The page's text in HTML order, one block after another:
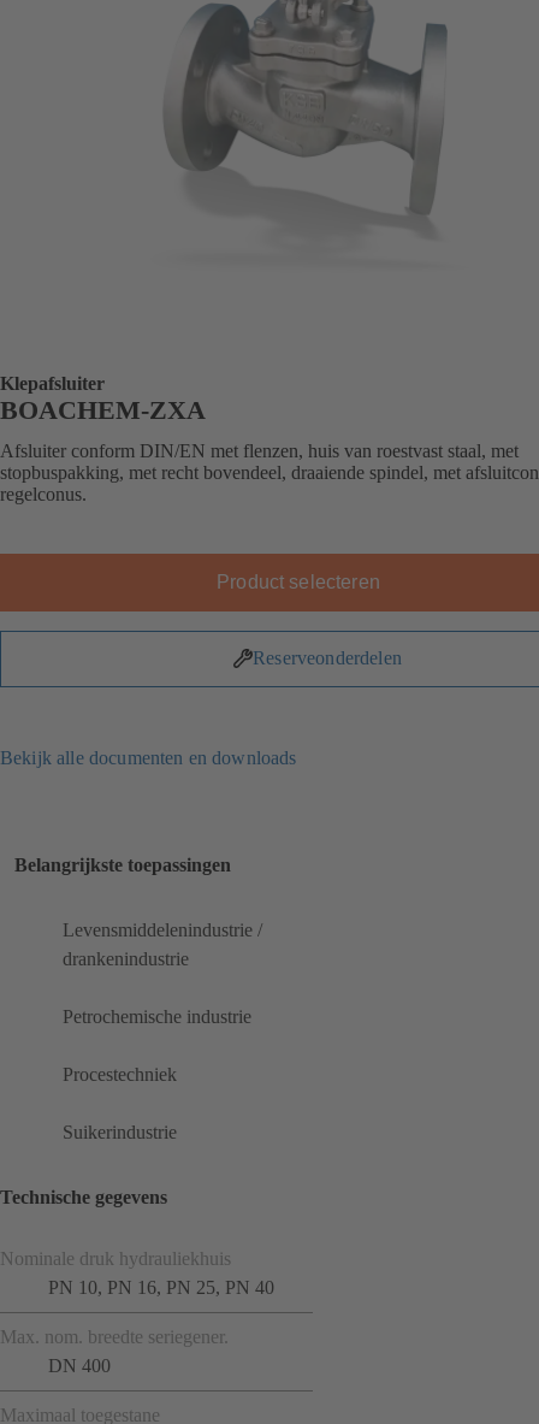
Klepafsluiter
BOACHEM-ZXA
Afsluiter conform DIN/EN met flenzen, huis van roestvast staal, met
stopbuspakking, met recht bovendeel, draaiende spindel, met
regelconus.
Product selecteren
Reserveonderdelen
Bekijk alle documenten en downloads
Belangrijkste toepassingen
Levensmiddelenindustrie /
drankenindustrie
Petrochemische industrie
Procestechniek
Suikerindustrie
Technische gegevens
Nominale druk hydrauliekhuis
PN 10, PN 16, PN 25, PN 40
Max. nom. breedte seriegener.
DN 400
Maximaal toegestane